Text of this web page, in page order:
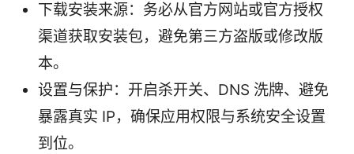
下载安装来源：务必从官方网站或官方授权
渠道获取安装包，避免第三方盗版或修改版
本。
设置与保护：开启杀开关、DNS 洗牌、避免
暴露真实 IP，确保应用权限与系统安全设置
到位。